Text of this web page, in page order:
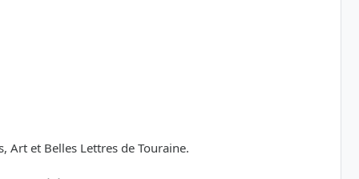
Art et Belles Lettres de Touraine.